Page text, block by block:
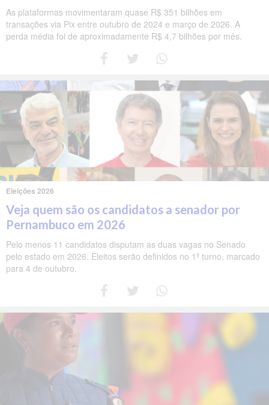
As plataformas movimentaram quase R$ 351 bilhões em
transações via Pix entre outubro de 2024 e março de 2026. A
perda média foi de aproximadamente R$ 4,7 bilhões por mês.
Eleições 2026
Veja quem são os candidatos a senador por
Pernambuco em 2026
Pelo menos 11 candidatos disputam as duas vagas no Senado
pelo estado em 2026. Eleitos serão definidos no 1º turno, marcado
para 4 de outubro.